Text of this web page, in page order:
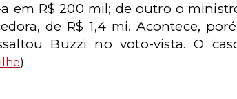
em R$ 200 mil; de outro o
de R$ 1,4 mi. Acontece,
Buzzi no voto-vista. O
)